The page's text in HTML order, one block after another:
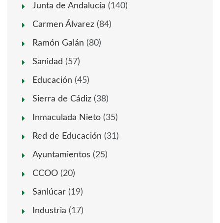
Junta de Andalucía (140)
Carmen Álvarez (84)
Ramón Galán (80)
Sanidad (57)
Educación (45)
Sierra de Cádiz (38)
Inmaculada Nieto (35)
Red de Educación (31)
Ayuntamientos (25)
CCOO (20)
Sanlúcar (19)
Industria (17)